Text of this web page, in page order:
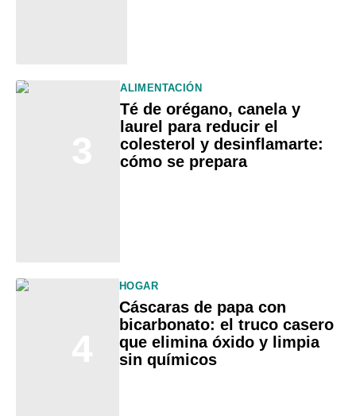
ALIMENTACIÓN
Té de orégano, canela y
laurel para reducir el
colesterol y desinflamarte:
cómo se prepara
HOGAR
Cáscaras de papa con
bicarbonato: el truco casero
que elimina óxido y limpia
sin químicos